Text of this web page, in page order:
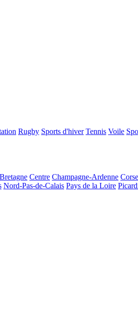
Rugby Sports d'hiver Tennis Voile
Bretagne Centre Champagne-Ardenne Corse
Nord-Pas-de-Calais Pays de la Loire